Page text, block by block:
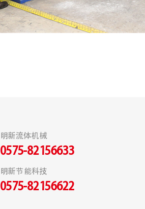
明新流体机械
0575-82156633
明新节能科技
0575-82156622